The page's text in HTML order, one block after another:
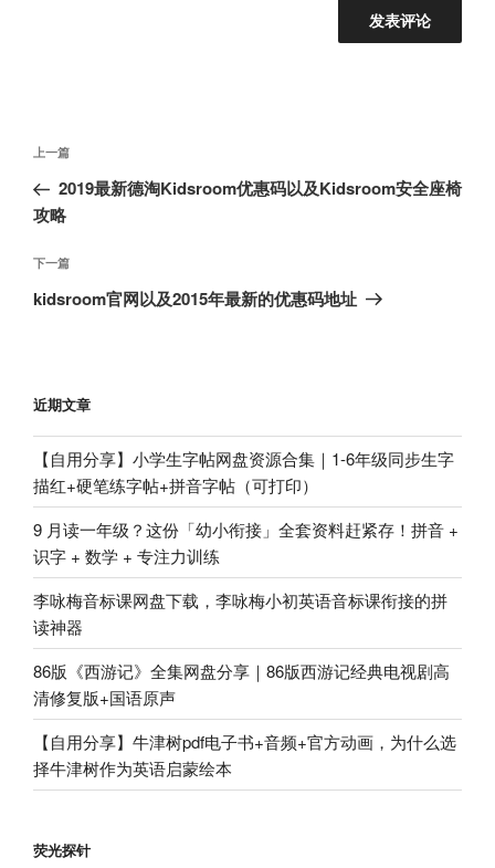
文
导
航
上
一
篇
章
上一篇
2019最新德淘Kidsroom优惠码以及Kidsroom安全座椅
攻略
下
一
下一篇
kidsroom官网以及2015年最新的优惠码地址
近期文章
【自用分享】小学生字帖网盘资源合集｜1-6年级同步生字
描红+硬笔练字帖+拼音字帖（可打印）
9 月读一年级？这份「幼小衔接」全套资料赶紧存！拼音 +
识字 + 数学 + 专注力训练
李咏梅音标课网盘下载，李咏梅小初英语音标课衔接的拼
读神器
86版《西游记》全集网盘分享｜86版西游记经典电视剧高
清修复版+国语原声
【自用分享】牛津树pdf电子书+音频+官方动画，为什么选
择牛津树作为英语启蒙绘本
荧光探针